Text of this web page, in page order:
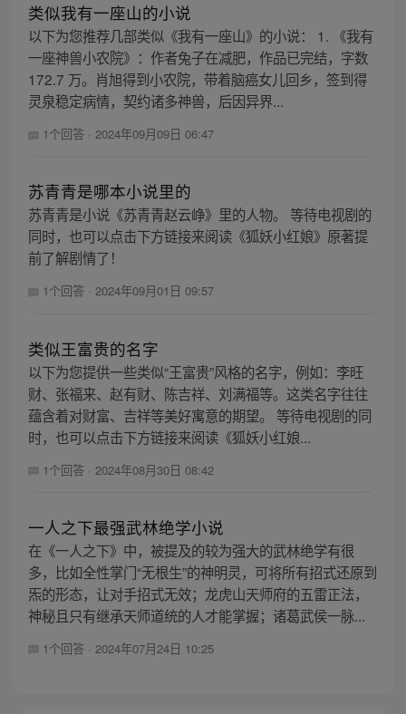
类似我有一座山的小说
以下为您推荐几部类似《我有一座山》的小说： 1. 《我有
一座神兽小农院》：作者兔子在减肥，作品已完结，字数
172.7 万。肖旭得到小农院，带着脑癌女儿回乡，签到得
灵泉稳定病情，契约诸多神兽，后因异界...
1个回答 · 2024年09月09日 06:47
苏青青是哪本小说里的
苏青青是小说《苏青青赵云峥》里的人物。 等待电视剧的
同时，也可以点击下方链接来阅读《狐妖小红娘》原著提
前了解剧情了！
1个回答 · 2024年09月01日 09:57
类似王富贵的名字
以下为您提供一些类似“王富贵”风格的名字，例如：李旺
财、张福来、赵有财、陈吉祥、刘满福等。这类名字往往
蕴含着对财富、吉祥等美好寓意的期望。 等待电视剧的同
时，也可以点击下方链接来阅读《狐妖小红娘...
1个回答 · 2024年08月30日 08:42
一人之下最强武林绝学小说
在《一人之下》中，被提及的较为强大的武林绝学有很
多，比如全性掌门“无根生”的神明灵，可将所有招式还原到
炁的形态，让对手招式无效；龙虎山天师府的五雷正法，
神秘且只有继承天师道统的人才能掌握；诸葛武侯一脉...
1个回答 · 2024年07月24日 10:25